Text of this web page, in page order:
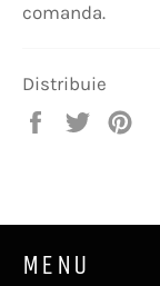
comanda.
Distribuie
Distribuie
Trimite
MENU